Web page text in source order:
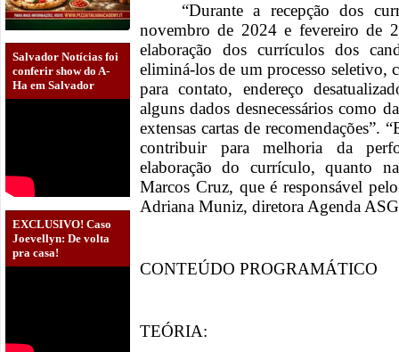
Salvador Notícias foi
conferir show do A-
Ha em Salvador
EXCLUSIVO! Caso
Joevellyn: De volta
pra casa!
“Durante a recepção dos
novembro de 2024 e fevereiro de
elaboração dos currículos dos
eliminá-los de um processo seletivo,
para contato, endereço
alguns dados desnecessários como
extensas cartas de recomendações”.
contribuir para melhoria da
elaboração do currículo, quanto
Marcos Cruz, que é responsável
Adriana Muniz, diretora Agenda
CONTEÚDO PROGRAMÁTICO
TEÓRIA: